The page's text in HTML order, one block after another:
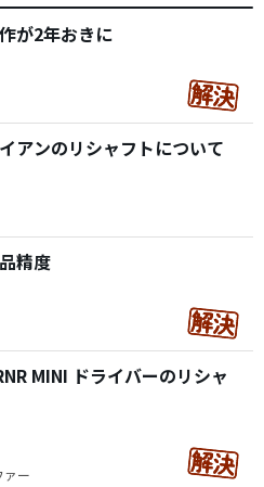
が2年おきに
アンのリシャフトについて
精度
MINI ドライバーのリシャ
ァー